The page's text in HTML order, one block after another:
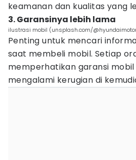
keamanan dan kualitas yang
3. Garansinya lebih lama
ilustrasi mobil (unsplash.com/
Penting untuk mencari
saat membeli mobil. Setiap
memperhatikan garansi
mengalami kerugian di